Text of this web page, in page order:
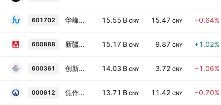
601702 华峰铝业 15.55 B CNY 15.47 CNY −0.64%
600888 新疆众和 15.17 B CNY 9.87 CNY +1.02%
600361 创新新材 14.03 B CNY 3.72 CNY −1.06%
000612 焦作万方 13.71 B CNY 11.42 CNY −0.70%